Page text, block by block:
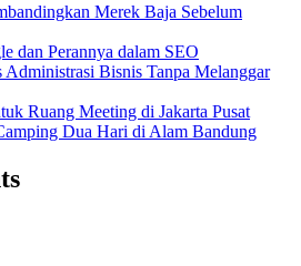
Merek Baja Sebelum
dan Perannya dalam SEO
Administrasi Bisnis Tanpa Melanggar
Ruang Meeting di Jakarta Pusat
Dua Hari di Alam Bandung